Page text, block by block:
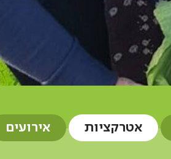
אטרקציות אירועים